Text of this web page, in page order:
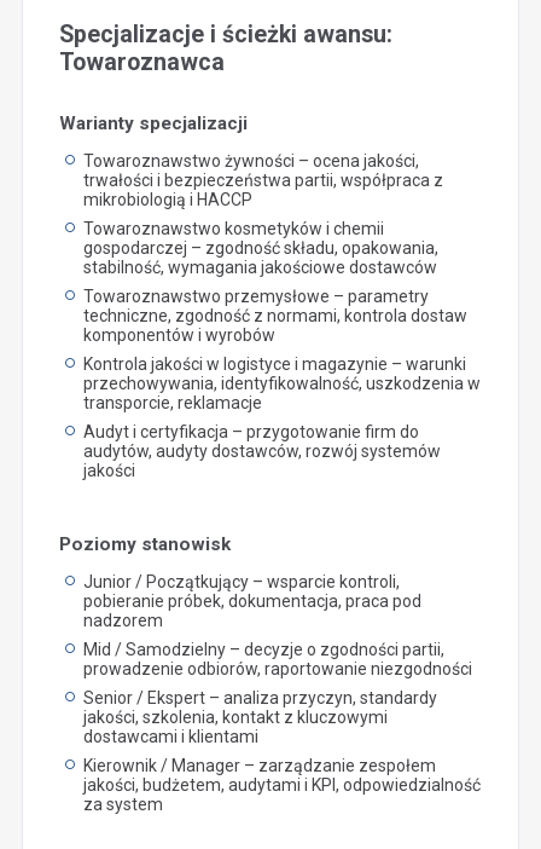
Specjalizacje i ścieżki awansu:
Towaroznawca
Warianty specjalizacji
Towaroznawstwo żywności – ocena jakości,
trwałości i bezpieczeństwa partii, współpraca z
mikrobiologią i HACCP
Towaroznawstwo kosmetyków i chemii
gospodarczej – zgodność składu, opakowania,
stabilność, wymagania jakościowe dostawców
Towaroznawstwo przemysłowe – parametry
techniczne, zgodność z normami, kontrola dostaw
komponentów i wyrobów
Kontrola jakości w logistyce i magazynie – warunki
przechowywania, identyfikowalność, uszkodzenia w
transporcie, reklamacje
Audyt i certyfikacja – przygotowanie firm do
audytów, audyty dostawców, rozwój systemów
jakości
Poziomy stanowisk
Junior / Początkujący – wsparcie kontroli,
pobieranie próbek, dokumentacja, praca pod
nadzorem
Mid / Samodzielny – decyzje o zgodności partii,
prowadzenie odbiorów, raportowanie niezgodności
Senior / Ekspert – analiza przyczyn, standardy
jakości, szkolenia, kontakt z kluczowymi
dostawcami i klientami
Kierownik / Manager – zarządzanie zespołem
jakości, budżetem, audytami i KPI, odpowiedzialność
za system